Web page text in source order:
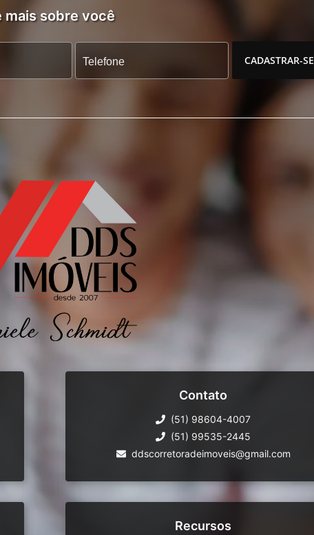
mais sobre você
CADASTRAR-SE
Contato
(51) 98604-4007
(51) 99535-2445
ddscorretoradeimoveis@gmail.com
Recursos